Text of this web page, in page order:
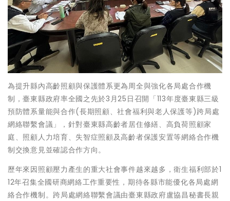
為提升縣內高齡照顧與保護體系更為周全與強化各局處合作機
制，臺東縣政府率全國之先於3月25日召開「113年度臺東縣三級
預防體系量能與合作(長期照顧、社會福利與老人保護等)跨局處
網絡聯繫會議」，針對臺東縣高齡者居住修繕、高負荷照顧家
庭、照顧人力培育、失智症照顧及高齡者保護安置等網絡合作機
制交換意見並確認合作方向。
歷年來因照顧壓力產生的重大社會事件越來越多，衛生福利部於1
12年召集全國研商網絡工作重要性，期待各縣市能優化各局處網
絡合作機制。跨局處網絡聯繫會議由臺東縣政府盧協昌秘書長親